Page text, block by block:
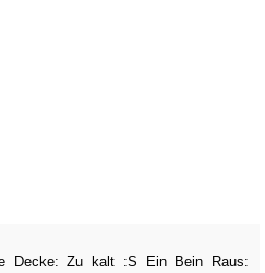
Decke: Zu kalt :S
Ein Bein Raus: